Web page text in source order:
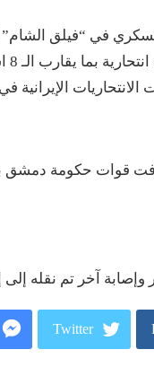
الإيرانية
استهدفت قوات حكومة
آخر تم نقله
Twitter